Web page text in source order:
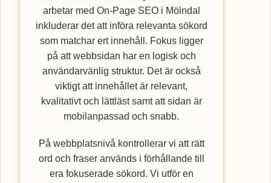
arbetar med On-Page SEO i Mölndal
inkluderar det att införa relevanta sökord
som matchar ert innehåll. Fokus ligger
på att webbsidan har en logisk och
användarvänlig struktur. Det är också
viktigt att innehållet är relevant,
kvalitativt och lättläst samt att sidan är
mobilanpassad och snabb.
På webbplatsnivå kontrollerar vi att rätt
ord och fraser används i förhållande till
era fokuserade sökord. Vi utför en